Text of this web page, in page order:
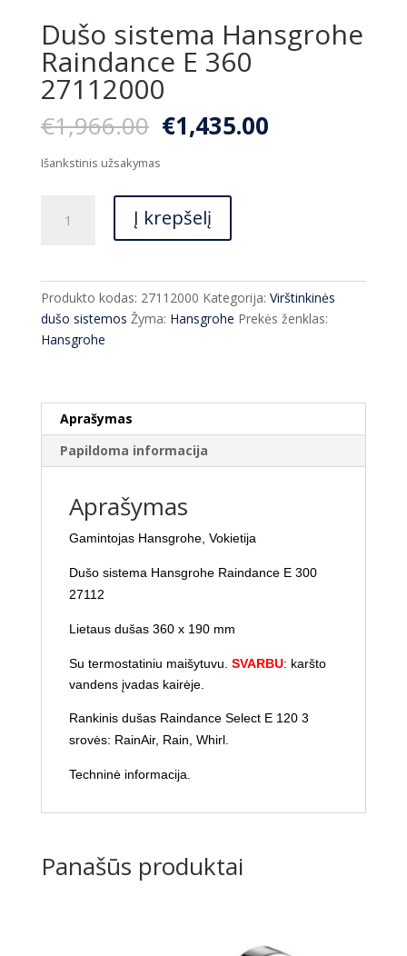
Dušo sistema Hansgrohe
Raindance E 360
27112000
€1,966.00 Original
price
€1,966.00.
€1,435.00Current
Išankstinis užsakymas
kiekis:
Hansgrohe
Raindance
Į krepšelį
Produkto kodas: 27112000 Kategorija: Virštinkinės
dušo sistemos Žyma: Hansgrohe Prekės ženklas:
Hansgrohe
Aprašymas
Papildoma informacija
Aprašymas
Gamintojas Hansgrohe, Vokietija
Dušo sistema Hansgrohe Raindance E 300
27112
Lietaus dušas 360 x 190 mm
Su termostatiniu maišytuvu. SVARBU: karšto
vandens įvadas kairėje.
Rankinis dušas Raindance Select E 120 3
srovės: RainAir, Rain, Whirl.
Techninė informacija.
Panašūs produktai